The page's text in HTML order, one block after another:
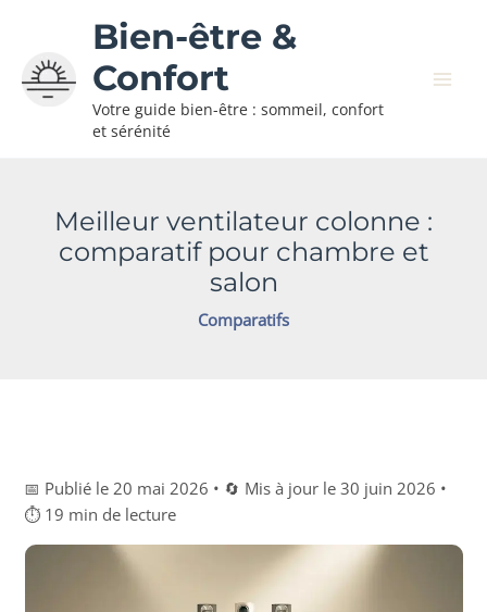
contenu
Bien-être &
Confort
Votre guide bien-être : sommeil, confort
et sérénité
Meilleur ventilateur colonne :
comparatif pour chambre et
salon
Comparatifs
📅 Publié le 20 mai 2026 • 🔄 Mis à jour le 30 juin 2026 •
⏱ 19 min de lecture